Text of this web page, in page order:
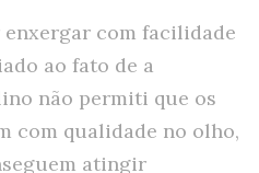
com facilidade
ao fato de a
não permiti que os
com qualidade no olho,
atingir